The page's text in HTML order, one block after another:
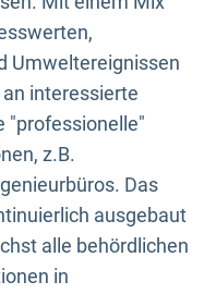
Umweltereignissen
interessierte
"professionelle"
z.B.
Das
ausgebaut
alle behördlichen
in